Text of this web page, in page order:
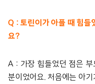
Q : 토린이가 아플 때 힘들
요?
A : 가장 힘들었던 점은
분이었어요. 처음에는 아